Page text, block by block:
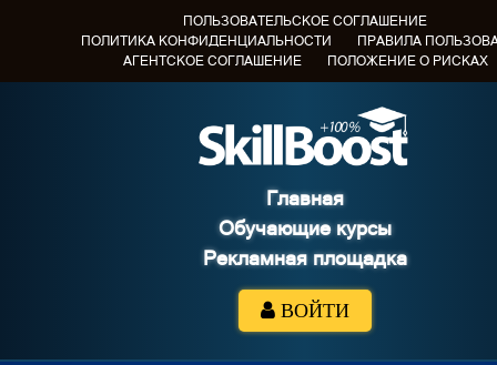
ПОЛЬЗОВАТЕЛЬСКОЕ СОГЛАШЕНИЕ
ПОЛИТИКА КОНФИДЕНЦИАЛЬНОСТИ
ПРАВИЛА
АГЕНТСКОЕ СОГЛАШЕНИЕ
ПОЛОЖЕНИЕ О РИСКАХ
Главная
Обучающие курсы
Рекламная площадка
ВОЙТИ